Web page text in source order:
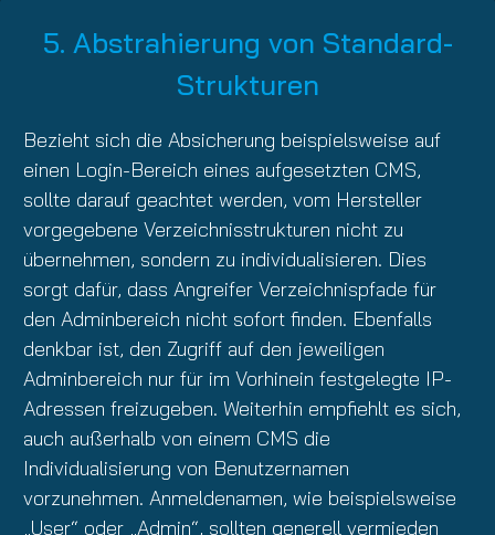
5. Abstrahierung von Standard-
Strukturen
Bezieht sich die Absicherung beispielsweise auf
einen Login-Bereich eines aufgesetzten CMS,
sollte darauf geachtet werden, vom Hersteller
vorgegebene Verzeichnisstrukturen nicht zu
übernehmen, sondern zu individualisieren. Dies
sorgt dafür, dass Angreifer Verzeichnispfade für
den Adminbereich nicht sofort finden. Ebenfalls
denkbar ist, den Zugriff auf den jeweiligen
Adminbereich nur für im Vorhinein festgelegte IP-
Adressen freizugeben. Weiterhin empfiehlt es sich,
auch außerhalb von einem CMS die
Individualisierung von Benutzernamen
vorzunehmen. Anmeldenamen, wie beispielsweise
„User“ oder „Admin“, sollten generell vermieden